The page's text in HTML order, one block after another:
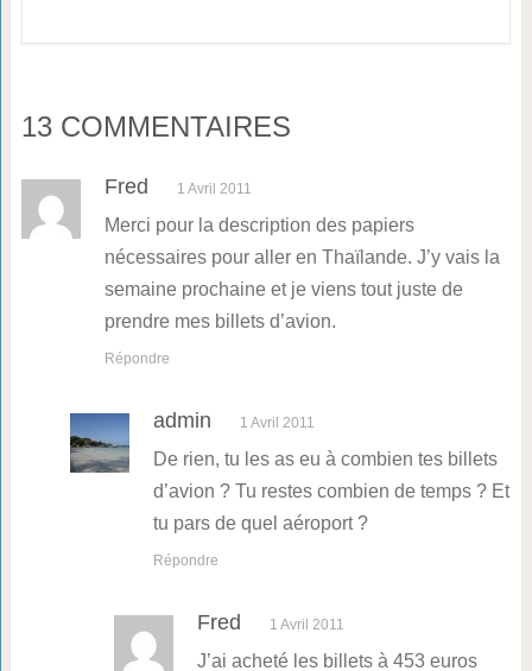
13 COMMENTAIRES
Fred 1 Avril 2011
Merci pour la description des papiers
nécessaires pour aller en Thaïlande. J’y vais la
semaine prochaine et je viens tout juste de
prendre mes billets d’avion.
Répondre
admin 1 Avril 2011
De rien, tu les as eu à combien tes billets
d’avion ? Tu restes combien de temps ? Et
tu pars de quel aéroport ?
Répondre
Fred 1 Avril 2011
J’ai acheté les billets à 453 euros